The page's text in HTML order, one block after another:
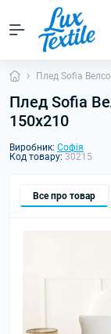
Плед Sofia
Плед Sofia
150x210
Виробник: Софія
Код товару: 30215
Все про товар